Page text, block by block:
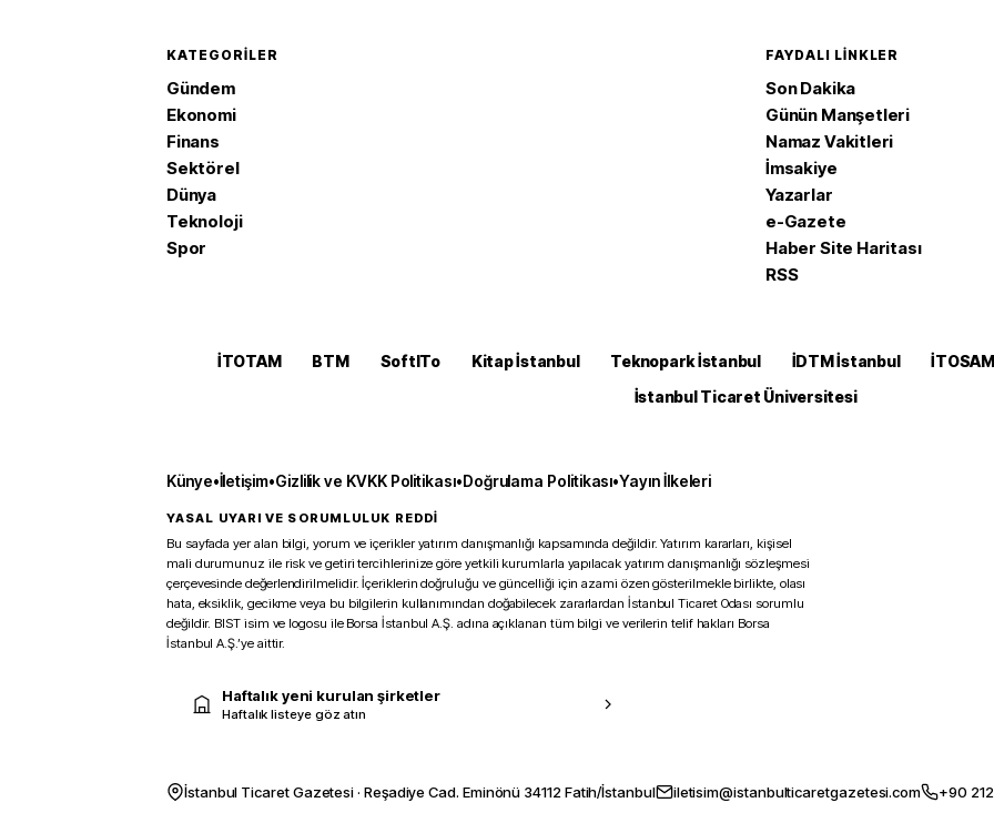
KATEGORILER
Gündem
Ekonomi
Finans
Sektörel
Dünya
Teknoloji
Spor
FAYDALI LINKLER
Son Dakika
Günün Manşetleri
Namaz Vakitleri
İmsakiye
Yazarlar
e-Gazete
Haber Site Haritası
RSS
İTOTAM BTM SoftITo Kitap İstanbul Teknopark İstanbul İDTM İstanbul İTOSAM
İstanbul Ticaret Üniversitesi
Künye•İletişim•Gizlilik ve KVKK Politikası•Doğrulama Politikası•Yayın İlkeleri
YASAL UYARI VE SORUMLULUK REDDİ
Bu sayfada yer alan bilgi, yorum ve içerikler yatırım danışmanlığı kapsamında değildir. Yatırım kararları, kişisel
mali durumunuz ile risk ve getiri tercihlerinize göre yetkili kurumlarla yapılacak yatırım danışmanlığı sözleşmesi
çerçevesinde değerlendirilmelidir. İçeriklerin doğruluğu ve güncelliği için azami özen gösterilmekle birlikte, olası
hata, eksiklik, gecikme veya bu bilgilerin kullanımından doğabilecek zararlardan İstanbul Ticaret Odası sorumlu
değildir. BIST isim ve logosu ile Borsa İstanbul A.Ş. adına açıklanan tüm bilgi ve verilerin telif hakları Borsa
İstanbul A.Ş.’ye aittir.
Haftalık yeni kurulan şirketler
Haftalık listeye göz atın
İstanbul Ticaret Gazetesi · Reşadiye Cad. Eminönü 34112 Fatih/İstanbul iletisim@istanbulticaretgazetesi.com +90